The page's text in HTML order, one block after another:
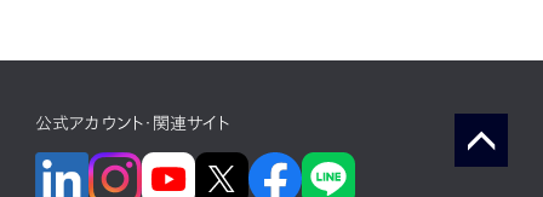
公式アカウント・関連サイト